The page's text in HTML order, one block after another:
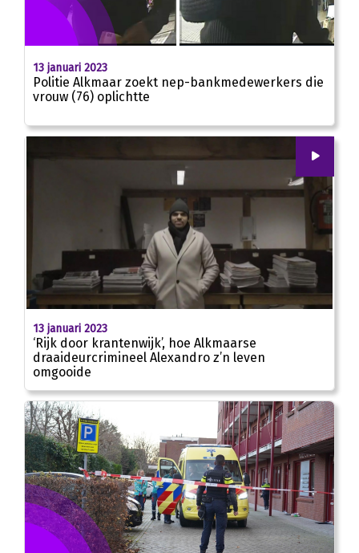
13 januari 2023
Politie Alkmaar zoekt nep-bankmedewerkers die
vrouw (76) oplichtte
00 00
13 januari 2023
‘Rijk door krantenwijk’, hoe Alkmaarse
draaideurcrimineel Alexandro z’n leven
omgooide